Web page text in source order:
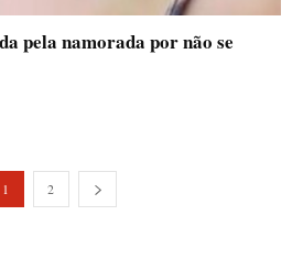
pela namorada por não se
1 2